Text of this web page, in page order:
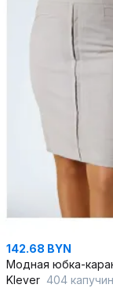
142.68 BYN
Klever 404